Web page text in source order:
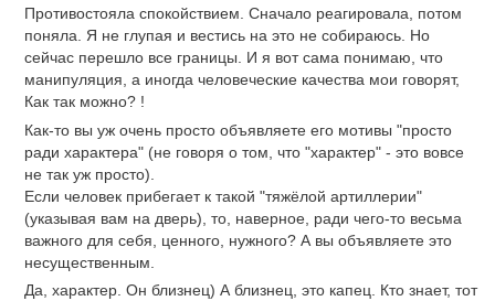
Противостояла спокойствием. Сначало реагировала, потом
поняла. Я не глупая и вестись на это не собираюсь. Но
сейчас перешло все границы. И я вот сама понимаю, что
манипуляция, а иногда человеческие качества мои говорят,
Как так можно? !
Как-то вы уж очень просто объявляете его мотивы "просто
ради характера" (не говоря о том, что "характер" - это вовсе
не так уж просто).
Если человек прибегает к такой "тяжёлой артиллерии"
(указывая вам на дверь), то, наверное, ради чего-то весьма
важного для себя, ценного, нужного? А вы объявляете это
несущественным.
Да, характер. Он близнец) А близнец, это капец. Кто знает, тот